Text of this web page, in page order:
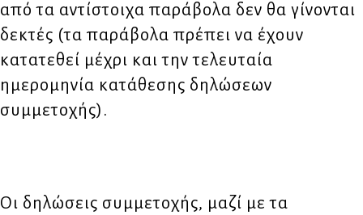
από τα αντίστοιχα παράβολα δεν θα γίνονται
δεκτές (τα παράβολα πρέπει να έχουν
κατατεθεί μέχρι και την τελευταία
ημερομηνία κατάθεσης δηλώσεων
συμμετοχής).
Οι δηλώσεις συμμετοχής, μαζί με τα